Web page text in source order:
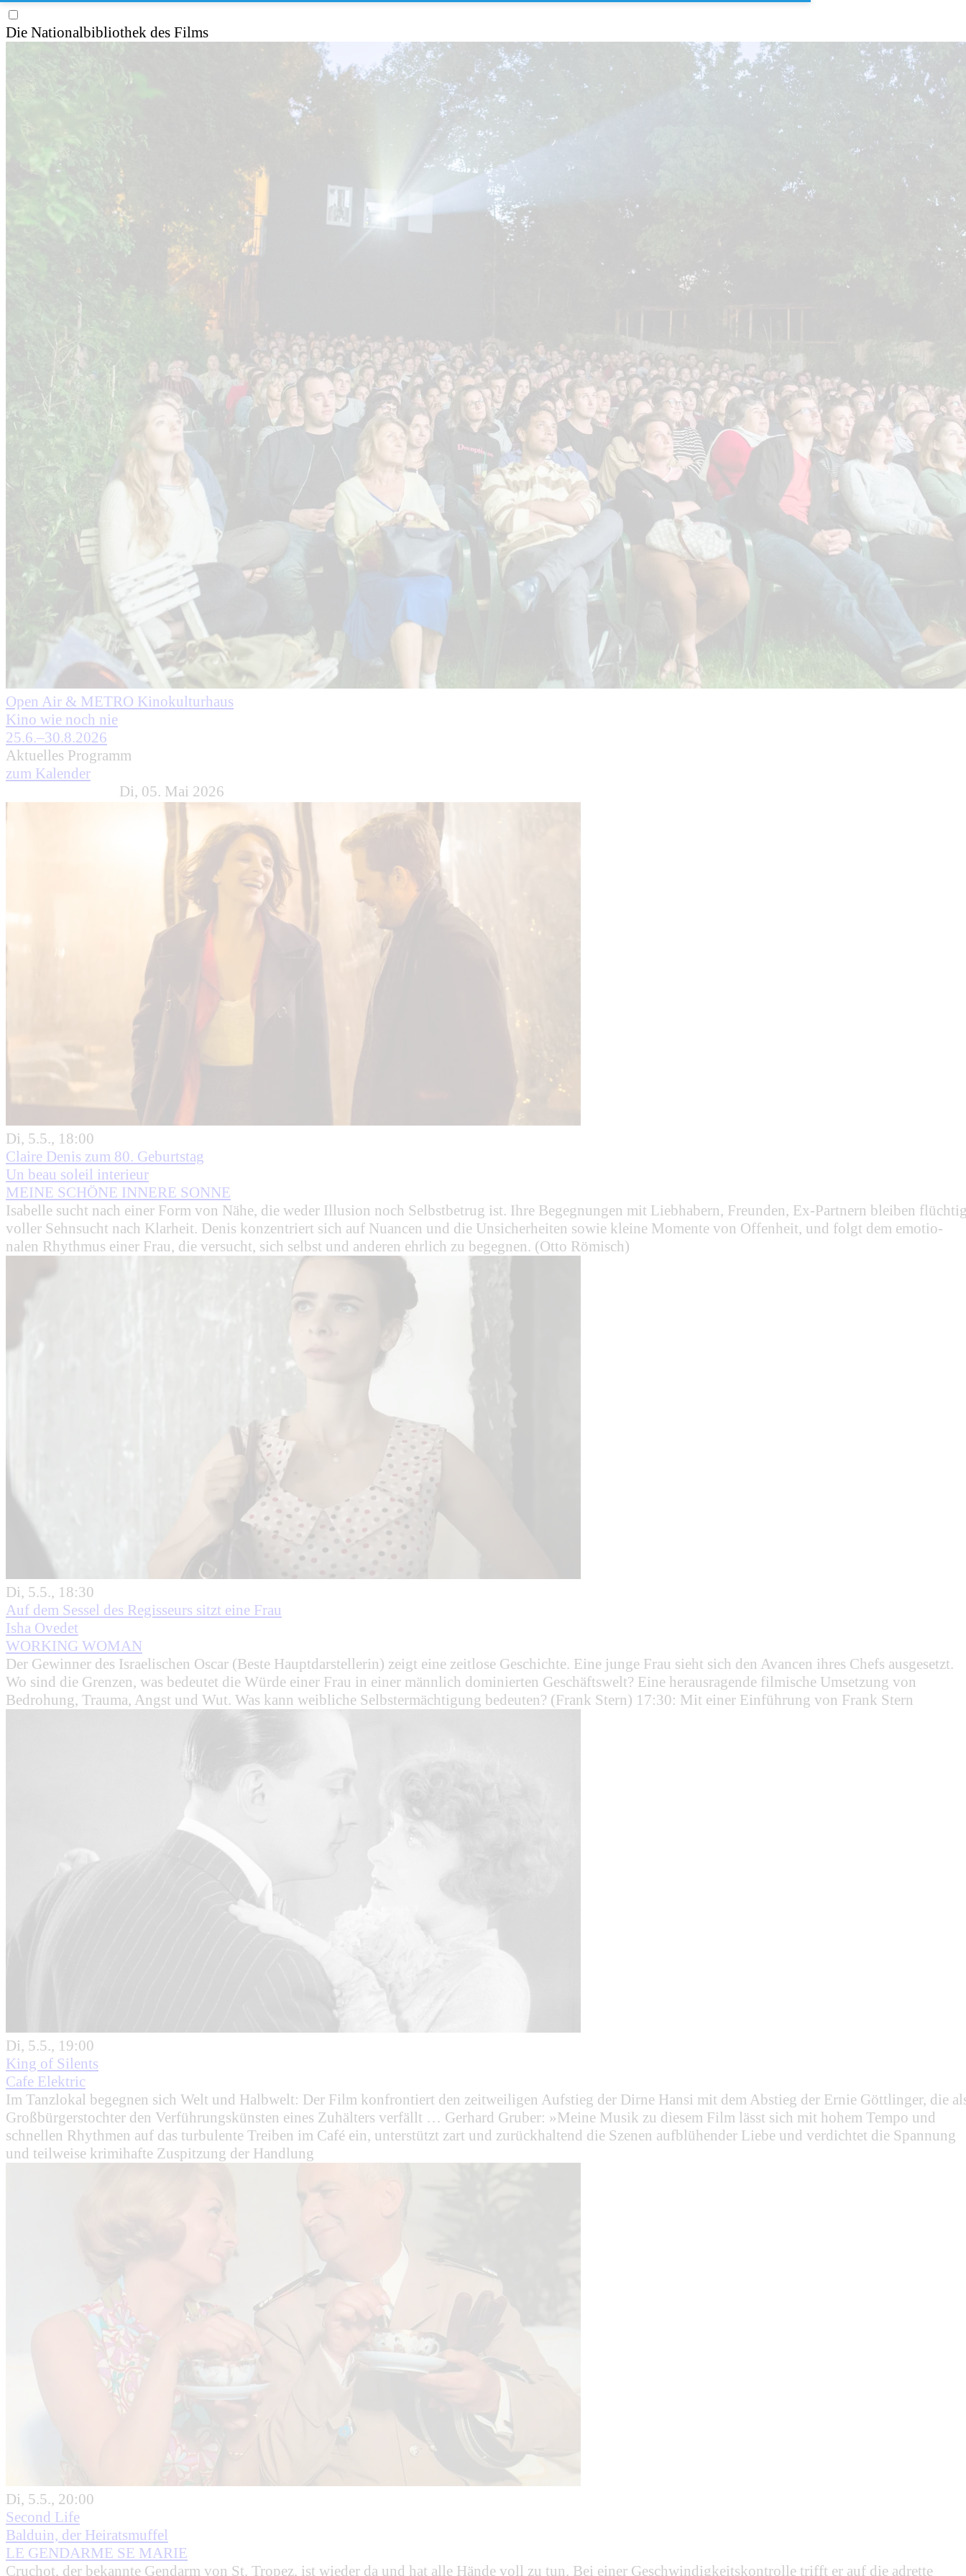
Die Nationalbibliothek des Films
Open Air & METRO Kinokulturhaus
Kino wie noch nie
25.6.–30.8.2026
Aktuelles Programm
zum Kalender
Di, 05. Mai 2026
Di, 5.5., 18:00
Claire Denis zum 80. Geburtstag
Un beau soleil interieur
MEINE SCHÖNE INNERE SONNE
Isabelle sucht nach einer Form von Nähe, die weder Illusion noch Selbstbetrug ist. Ihre Begegnungen mit Liebhabern, Freunden, Ex-Partnern bleiben
voller Sehnsucht nach Klarheit. Denis konzentriert sich auf Nuancen und die Unsicherheiten sowie kleine Momente von Offenheit, und folgt dem emotio-
nalen Rhythmus einer Frau, die versucht, sich selbst und anderen ehrlich zu begegnen. (Otto Römisch)
Di, 5.5., 18:30
Auf dem Sessel des Regisseurs sitzt eine Frau
Isha Ovedet
WORKING WOMAN
Der Gewinner des Israelischen Oscar (Beste Hauptdarstellerin) zeigt eine zeitlose Geschichte. Eine junge Frau sieht sich den Avancen ihres Chefs ausgesetzt.
Wo sind die Grenzen, was bedeutet die Würde einer Frau in einer männlich dominierten Geschäftswelt? Eine herausragende filmische Umsetzung von
Bedrohung, Trauma, Angst und Wut. Was kann weibliche Selbstermächtigung bedeuten? (Frank Stern) 17:30: Mit einer Einführung von Frank Stern
Di, 5.5., 19:00
King of Silents
Cafe Elektric
Im Tanzlokal begegnen sich Welt und Halbwelt: Der Film konfrontiert den zeitweiligen Aufstieg der Dirne Hansi mit dem Abstieg der Ernie Göttlinger, die
Großbürgerstochter den Verführungskünsten eines Zuhälters verfällt … Gerhard Gruber: »Meine Musik zu diesem Film lässt sich mit hohem Tempo und
schnellen Rhythmen auf das turbulente Treiben im Café ein, unterstützt zart und zurückhaltend die Szenen aufblühender Liebe und verdichtet die Spannung
und teilweise krimihafte Zuspitzung der Handlung
Di, 5.5., 20:00
Second Life
Balduin, der Heiratsmuffel
LE GENDARME SE MARIE
Cruchot, der bekannte Gendarm von St. Tropez, ist wieder da und hat alle Hände voll zu tun. Bei einer Geschwindigkeitskontrolle trifft er auf die adrette